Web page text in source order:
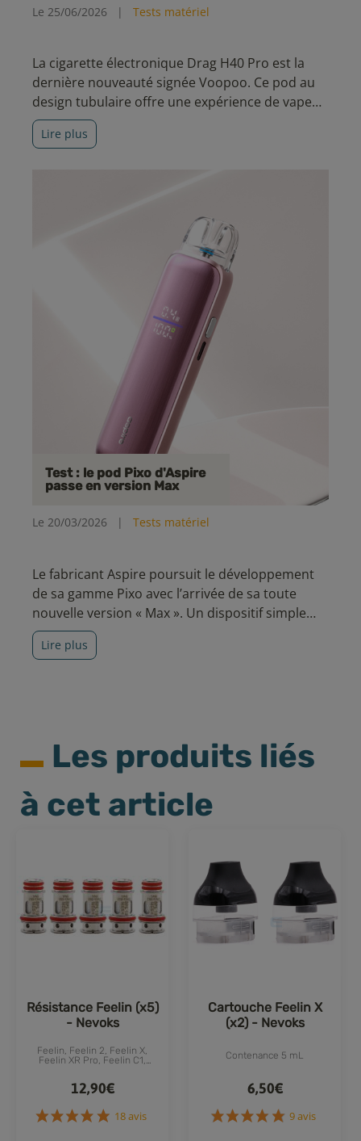
Le 25/06/2026 | Tests matériel
La cigarette électronique Drag H40 Pro est la
dernière nouveauté signée Voopoo. Ce pod au
design tubulaire offre une expérience de vape
polyvalente, associant technologies de pointe et
fonctionnalités avancées.
Lire plus
Test : le pod Pixo d'Aspire
passe en version Max
Le 20/03/2026 | Tests matériel
Le fabricant Aspire poursuit le développement
de sa gamme Pixo avec l’arrivée de sa toute
nouvelle version « Max ». Un dispositif simple
d’accès, pensé pour offrir une excellente
autonomie et une expérience de vape
Lire plus
Les produits liés
à cet article
Résistance Feelin (x5)
- Nevoks
Feelin, Feelin 2, Feelin X,
Feelin XR Pro, Feelin C1,
12,90€
Cartouche Feelin X
(x2) - Nevoks
Contenance 5 mL
6,50€